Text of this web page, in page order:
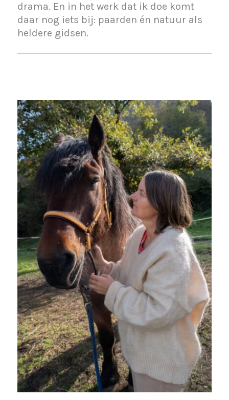
drama. En in het werk dat ik doe komt
daar nog iets bij: paarden én natuur als
heldere gidsen.